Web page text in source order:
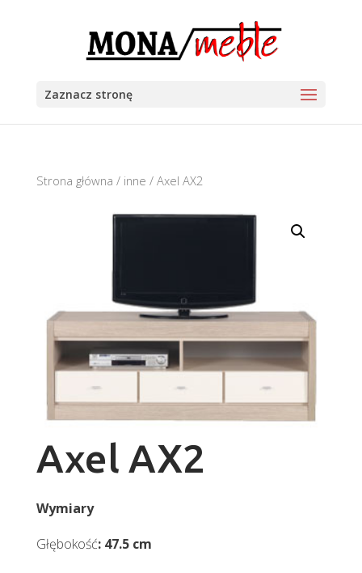
Zaznacz stronę
Strona główna / inne / Axel AX2
Axel AX2
Wymiary
Głębokość: 47.5 cm